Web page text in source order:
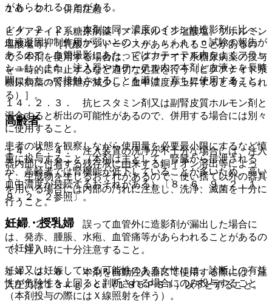
があらわれることがある。
１４．２．２． 本剤は同一濃度のイオン性造影剤に比べ、
血液凝固抑制作用が弱いとのｉｎ ｖｉｔｒｏ試験の報告が
あるので、血管撮影にあたってはカテーテル内をよくフラッ
シュし、また、注入器やカテーテル内で本剤と血液とを長時
間にわたって接触させることを避け、直ちに使用すること。
１４．２．３． 抗ヒスタミン剤又は副腎皮質ホルモン剤と
混合すると析出の可能性があるので、併用する場合には別々
に使用すること。
１４．２．４． 注入装置の洗浄が不十分な場合には、注入
器内部に付着する残存液に由来する銅イオン溶出等によっ
て、生成物を生じるおそれがあるので、使い捨て以外の器具
を用いる場合には内部の汚れに注意し、洗浄、滅菌を十分に
行うこと。
１４．２．５． 誤って血管外に造影剤が漏出した場合に
は、発赤、腫脹、水疱、血管痛等があらわれることがあるの
で、注入時に十分注意すること。
１４．２．６． 本剤を自動注入器にて使用する際には、注
入圧力は１３ｋｇ／ｃu（１８５ＰＳＩ）以下とすること。
１０．２． 併用注意：
ビグアナイド系糖尿病薬（メトホルミン塩酸塩、ブホルミン
塩酸塩等）［乳酸アシドーシスがあらわれることがあるの
で、本剤を使用する場合は、ビグアナイド系糖尿病薬の投与
を一時的に中止するなど適切な処置を行う（ビグアナイド系
糖尿病薬の腎排泄が減少し、血中濃度が上昇すると考えられ
る）］。
高齢者
患者の状態を観察しながら使用量を必要最小限にするなど慎
重に投与すること（本剤は主として、腎臓から排泄される
が、高齢者では腎機能が低下していることが多いため、高い
血中濃度が持続するおそれがある）〔８．６、９．２．１、
９．２．２参照〕。
妊婦・授乳婦
（妊婦）
妊婦又は妊娠している可能性のある女性には、診断上の有益
性が危険性を上回ると判断される場合にのみ投与すること
（本剤投与の際にはＸ線照射を伴う）。